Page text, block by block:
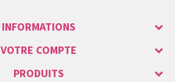
INFORMATIONS
VOTRE COMPTE
PRODUITS